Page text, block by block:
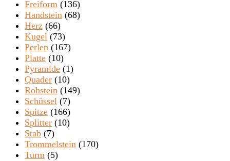
Freiform (136)
Handstein (68)
Herz (66)
Kugel (73)
Perlen (167)
Platte (10)
Pyramide (1)
Quader (10)
Rohstein (149)
Schüssel (7)
Spitze (166)
Splitter (10)
Stab (7)
Trommelstein (170)
Turm (5)